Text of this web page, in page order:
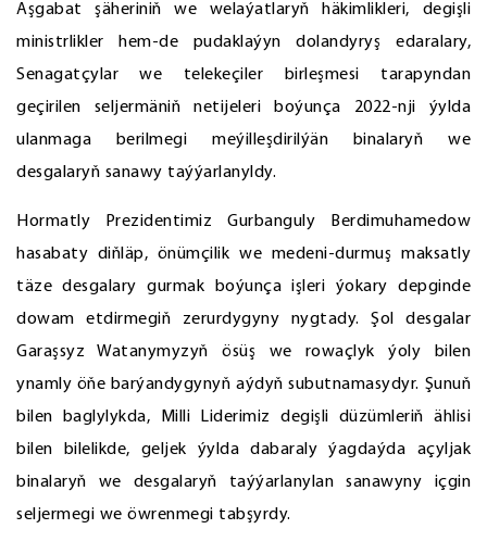
Aşgabat şäheriniň we welaýatlaryň häkimlikleri, degişli
ministrlikler hem-de pudaklaýyn dolandyryş edaralary,
Senagatçylar we telekeçiler birleşmesi tarapyndan
geçirilen seljermäniň netijeleri boýunça 2022-nji ýylda
ulanmaga berilmegi meýilleşdirilýän binalaryň we
desgalaryň sanawy taýýarlanyldy.
Hormatly Prezidentimiz Gurbanguly Berdimuhamedow
hasabaty diňläp, önümçilik we medeni-durmuş maksatly
täze desgalary gurmak boýunça işleri ýokary depginde
dowam etdirmegiň zerurdygyny nygtady. Şol desgalar
Garaşsyz Watanymyzyň ösüş we rowaçlyk ýoly bilen
ynamly öňe barýandygynyň aýdyň subutnamasydyr. Şunuň
bilen baglylykda, Milli Liderimiz degişli düzümleriň ählisi
bilen bilelikde, geljek ýylda dabaraly ýagdaýda açyljak
binalaryň we desgalaryň taýýarlanylan sanawyny içgin
seljermegi we öwrenmegi tabşyrdy.